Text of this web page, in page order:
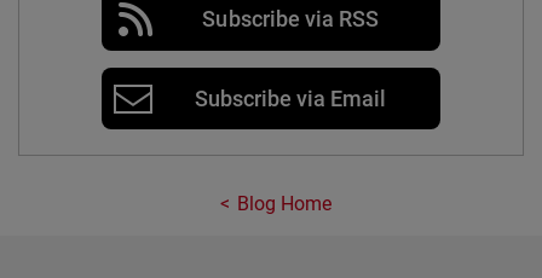
Subscribe via RSS
Subscribe via Email
Blog Home